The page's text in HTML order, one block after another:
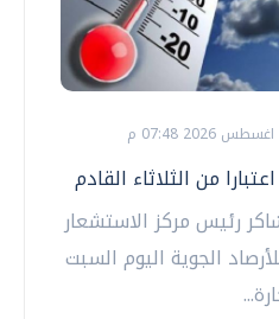
من الثلاثاء القادم
رئيس مركز الاستشعار
الجوية اليوم السبت